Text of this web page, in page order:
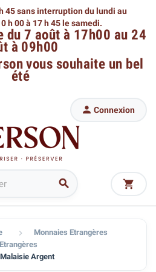
45 sans interruption du lundi au
h 00 à 17 h 45 le samedi.
du 7 août à 17h00 au 24
à 09h00
vous souhaite un bel
été

 Connexion

 Monnaies Etrangères
Argent